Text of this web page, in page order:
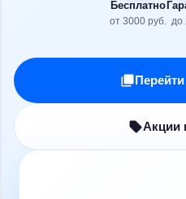
Поставщикам
Параметры аккаунта
Для подарков и
Бесплатно
от 3000 руб. до
Акции